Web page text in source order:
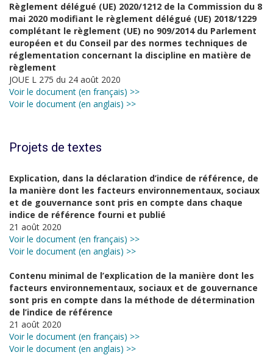
Règlement délégué (UE) 2020/1212 de la Commission du 8
mai 2020 modifiant le règlement délégué (UE) 2018/1229
complétant le règlement (UE) no 909/2014 du Parlement
européen et du Conseil par des normes techniques de
réglementation concernant la discipline en matière de
règlement
JOUE L 275 du 24 août 2020
Voir le document (en français) >>
Voir le document (en anglais) >>
Projets de textes
Explication, dans la déclaration d’indice de référence, de
la manière dont les facteurs environnementaux, sociaux
et de gouvernance sont pris en compte dans chaque
indice de référence fourni et publié
21 août 2020
Voir le document (en français) >>
Voir le document (en anglais) >>
Contenu minimal de l’explication de la manière dont les
facteurs environnementaux, sociaux et de gouvernance
sont pris en compte dans la méthode de détermination
de l’indice de référence
21 août 2020
Voir le document (en français) >>
Voir le document (en anglais) >>